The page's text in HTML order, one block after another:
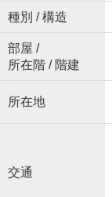
種別 / 構造
部屋 /
所在階 / 階建
所在地
交通